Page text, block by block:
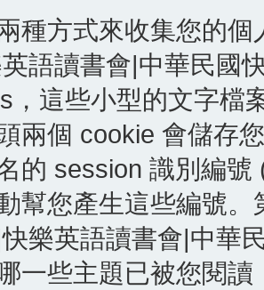
種方式來收集您的
語讀書會|中華民國
，這些小型的文字檔
兩個 cookie 會儲存
的 session 識別編
幫您產生這些編號
樂英語讀書會|中華
一些主題已被您閱